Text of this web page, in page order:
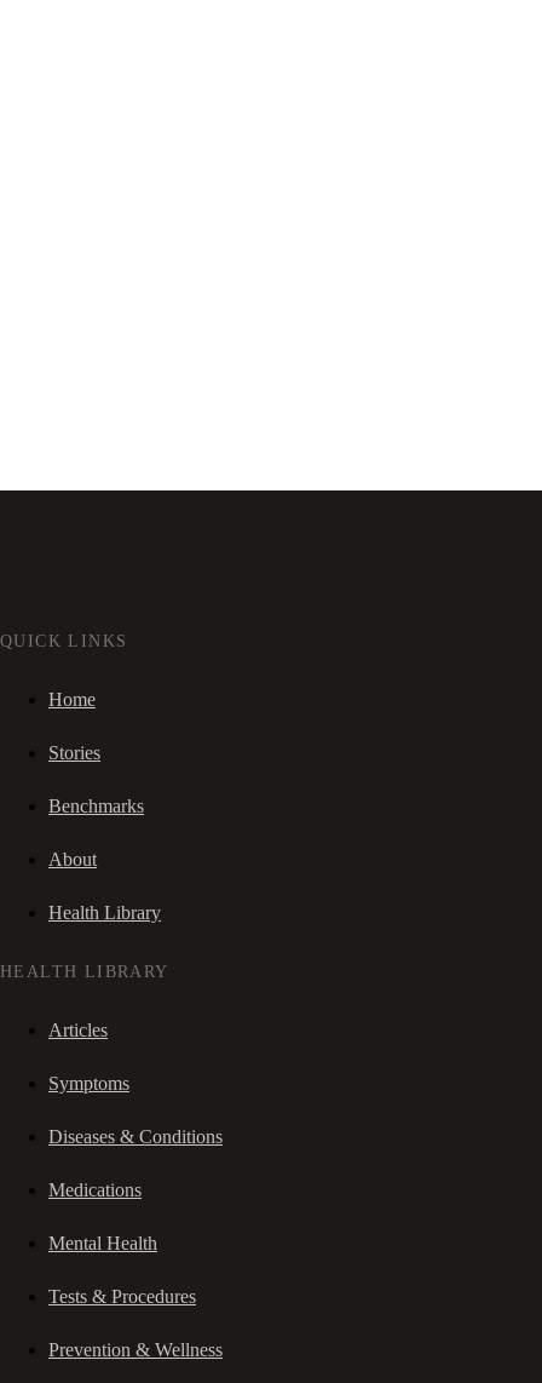
QUICK LINKS
Home
Stories
Benchmarks
About
Health Library
HEALTH LIBRARY
Articles
Symptoms
Diseases & Conditions
Medications
Mental Health
Tests & Procedures
Prevention & Wellness